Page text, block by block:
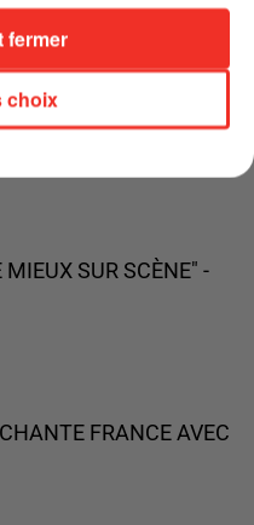
DES PARENTS
MIEUX SUR SCÈNE" -
FRANCE AVEC
choix
fermer